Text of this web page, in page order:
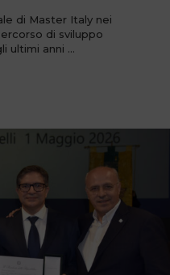
di Master Italy nei
di sviluppo
ultimi anni …